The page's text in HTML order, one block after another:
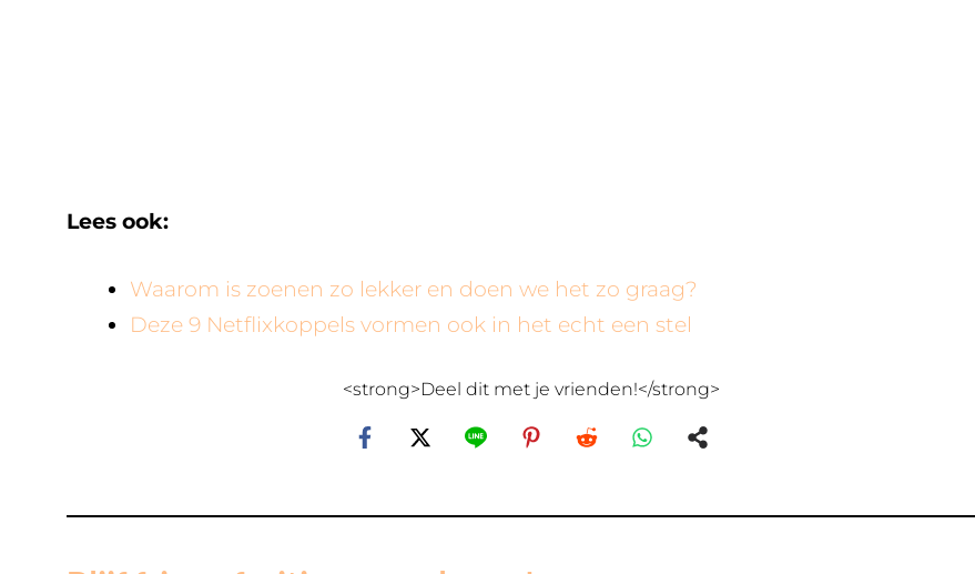
Lees ook:
Waarom is zoenen zo lekker en doen we het zo graag?
Deze 9 Netflixkoppels vormen ook in het echt een stel
<strong>Deel dit met je vrienden!</strong>